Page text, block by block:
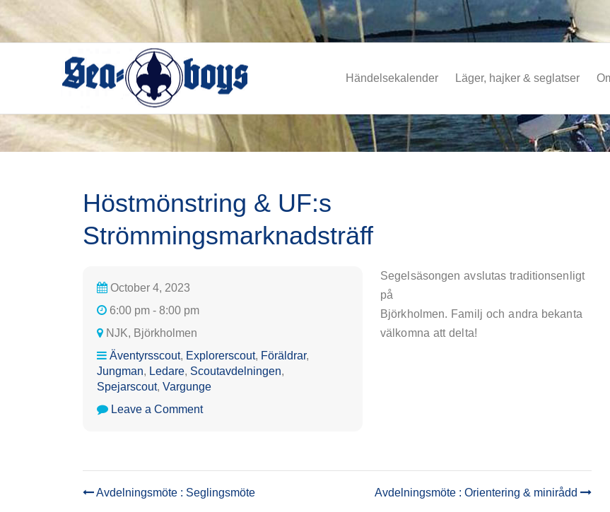
to
content
Händelsekalender Läger, hajker & seglatser
Höstmönstring & UF:s
Strömmingsmarknadsträff
October 4, 2023
6:00 pm - 8:00 pm
NJK, Björkholmen
Äventyrsscout, Explorerscout, Föräldrar,
Jungman, Ledare, Scoutavdelningen,
Spejarscout, Vargunge
Leave a Commenton
Strömmingsmarknadsträff
Segelsäsongen avslutas traditionsenligt
på
Björkholmen. Familj och andra bekanta
välkomna att delta!
POST
Avdelningsmöte : Seglingsmöte Avdelningsmöte : Orientering & minirådd